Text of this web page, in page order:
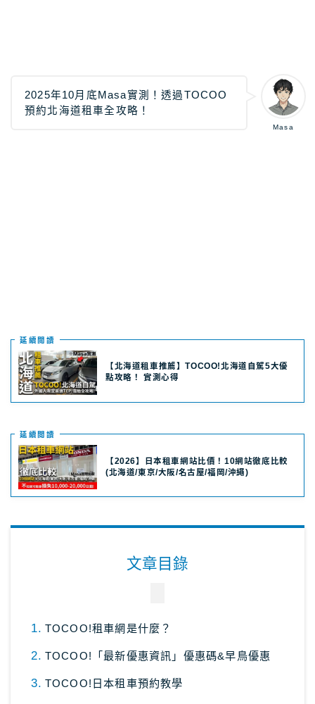
與Masa聯絡
Masa
2025年10月底Masa實測！透過TOCOO
預約北海道租車全攻略！
延續閲讀
【北海道租車推薦】TOCOO!北海道自駕5大優
點攻略！ 實測心得
延續閲讀
【2026】日本租車網站比價！10網站徹底比較
(北海道/東京/大阪/名古屋/福岡/沖繩)
文章目錄
TOCOO!租車網是什麼？
TOCOO!「最新優惠資訊」優惠碼&早鳥優惠
TOCOO!日本租車預約教學